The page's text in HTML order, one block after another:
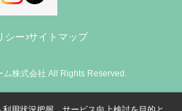
シー サイトマップ
ム株式会社 All Rights Reserved.